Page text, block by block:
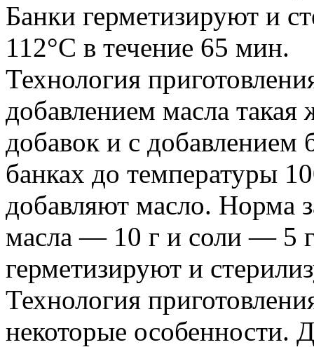
Банки герметизируют и
112°С в течение 65 мин.
Технология
добавлением масла такая
добавок и с добавлением
банках до температуры
добавляют масло. Норма
масла — 10 г и соли — 5
герметизируют и
Технология
некоторые особенности.